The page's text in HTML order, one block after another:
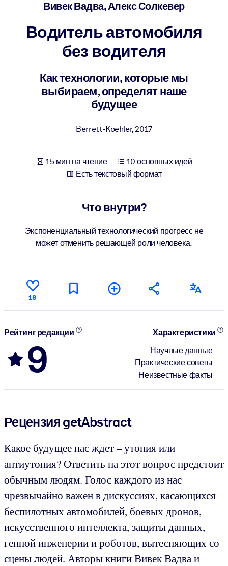
ПО СИСТЕМАМ
Для LMS/LXP
лучших результатов обучения.
Для корпоративных библиотек
Обогатите корпоративную библиотеку надежными и готовыми к
Используйте надежные структурированные знания для
результатов ваших ИИ-систем.
Вивек Вадва, Алекс Солкевер
Водитель автомобиля
без водителя
Как технологии, которые мы
выбираем, определят наше
будущее
Berrett-Koehler,2017
15 мин на чтение
10 основных идей
Есть текстовый формат
Что внутри?
Экспоненциальный технологический прогресс не
может отменить решающей роли человека.
18
Рейтинг редакции
9
Характеристики
Научные данные
Практические советы
Неизвестные факты
Рецензия getAbstract
Какое будущее нас ждет – утопия или
антиутопия? Ответить на этот вопрос предстоит
обычным людям. Голос каждого из нас
чрезвычайно важен в дискуссиях, касающихся
беспилотных автомобилей, боевых дронов,
искусственного интеллекта, защиты данных,
генной инженерии и роботов, вытесняющих со
сцены людей. Авторы книги Вивек Вадва и